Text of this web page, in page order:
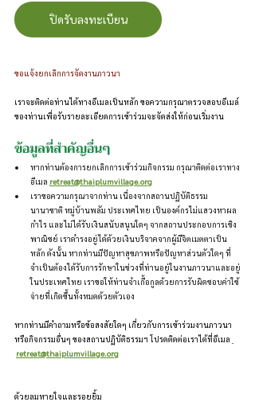
ปิดรับลงทะเบียน
ขอแจ้งยกเลิกการจัดงานภาวนา
เราจะติดต่อท่านได้ทางอีเมลเป็นหลัก ขอความกรุณาตรวจสอบอีเมล์
ของท่านเพื่อรับรายละเอียดการเข้าร่วมจะจัดส่งให้ก่อนเริ่มงาน
ข้อมูลที่สำคัญอื่นๆ
หากท่านต้องการยกเลิกการเข้าร่วมกิจกรรม กรุณาติดต่อเราทาง
อีเมล retreat@thaiplumvillage.org
เราขอความกรุณาจากท่าน เนื่องจากสถานปฏิบัติธรรม
นานาชาติ หมู่บ้านพลัม ประเทศไทย เป็นองค์กรไม่แสวงหาผล
กำไร และไม่ได้รับเงินสนับสนุนใดๆ จากสถานประกอบการเชิง
พาณิชย์ เราดำรงอยู่ได้ด้วยเงินบริจาคจากผู้มีจิตเมตตาเป็น
หลัก ดังนั้น หากท่านมีปัญหาสุขภาพหรือปัญหาส่วนตัวใดๆ ที่
จำเป็นต้องได้รับการรักษาในช่วงที่ท่านอยู่ในงานภาวนาและอยู่
ในประเทศไทย เราขอให้ท่านจำเกื้อกูลด้วยการรับผิดชอบค่าใช้
จ่ายที่เกิดขึ้นทั้งหมดด้วยตัวเอง
หากท่านมีคำถามหรือข้อสงสัยใดๆ เกี่ยวกับการเข้าร่วมงานภาวนา
หรือกิจกรรมอื่นๆ ของสถานปฏิบัติธรรมฯ โปรดติดต่อเราได้ที่อีเมล
retreat@thaiplumvillage.org
ด้วยลมหายใจและรอยยิ้ม